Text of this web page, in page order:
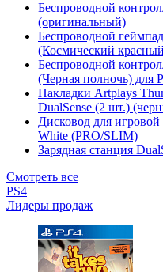
Беспроводной
(оригинальный)
Беспроводной
(Космический
Беспроводной
(Черная полночь) для
Накладки Artplays
DualSense (2 шт.)
Дисковод для
White (PRO/SLIM)
Зарядная станция
Смотреть все
PS4
Лидеры продаж